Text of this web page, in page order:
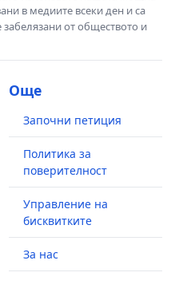
в медиите всеки ден и са
от обществото и
Още
Започни петиция
Политика за
поверителност
Управление на
бисквитките
За нас